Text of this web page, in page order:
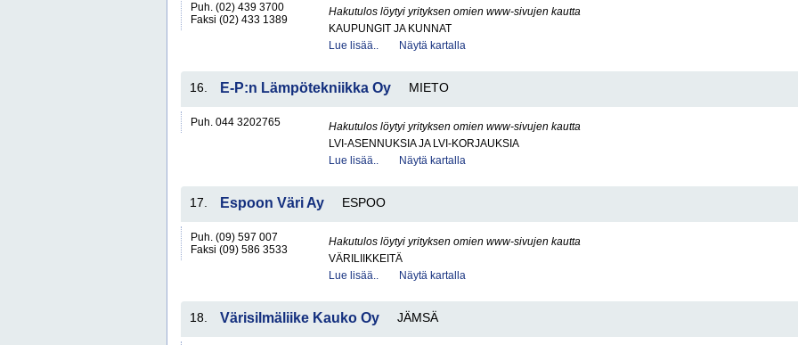
Puh. (02) 439 3700
Faksi (02) 433 1389
Hakutulos löytyi yrityksen omien www-sivujen kautta
KAUPUNGIT JA KUNNAT
Lue lisää..
Näytä kartalla
16. E-P:n Lämpötekniikka Oy MIETO
Puh. 044 3202765
Hakutulos löytyi yrityksen omien www-sivujen kautta
LVI-ASENNUKSIA JA LVI-KORJAUKSIA
Lue lisää..
Näytä kartalla
17. Espoon Väri Ay ESPOO
Puh. (09) 597 007
Faksi (09) 586 3533
Hakutulos löytyi yrityksen omien www-sivujen kautta
VÄRILIIKKEITÄ
Lue lisää..
Näytä kartalla
18. Värisilmäliike Kauko Oy JÄMSÄ